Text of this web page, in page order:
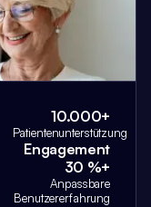
10.000+
Patientenunterstützung
Engagement
30 %+
Anpassbare
Benutzererfahrung